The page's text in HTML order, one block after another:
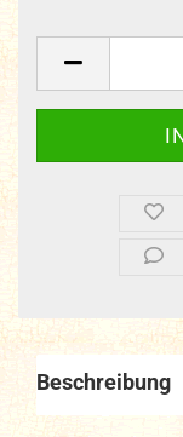
Beschreibung